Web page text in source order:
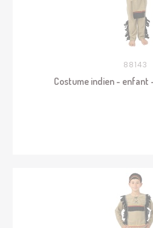
88143
Costume indien -